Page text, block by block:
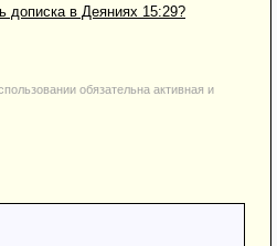
дописка в Деяниях 15:29?
обязательна активная и